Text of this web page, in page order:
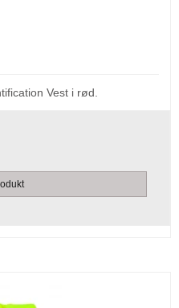
Vest i rød.